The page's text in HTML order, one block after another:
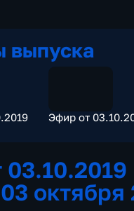
выпуска
Эфир от
октября